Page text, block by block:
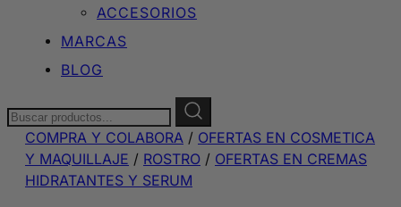
ACCESORIOS
MARCAS
BLOG
Buscar:
COMPRA Y COLABORA / OFERTAS EN COSMETICA
Y MAQUILLAJE / ROSTRO / OFERTAS EN CREMAS
HIDRATANTES Y SERUM